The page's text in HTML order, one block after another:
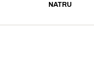
NATRU